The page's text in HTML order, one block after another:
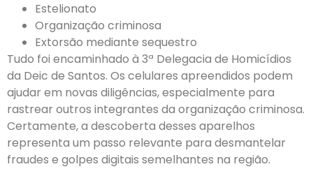
Estelionato
Organização criminosa
Extorsão mediante sequestro
Tudo foi encaminhado à 3ª Delegacia de Homicídios
da Deic de Santos. Os celulares apreendidos podem
ajudar em novas diligências, especialmente para
rastrear outros integrantes da organização criminosa.
Certamente, a descoberta desses aparelhos
representa um passo relevante para desmantelar
fraudes e golpes digitais semelhantes na região.